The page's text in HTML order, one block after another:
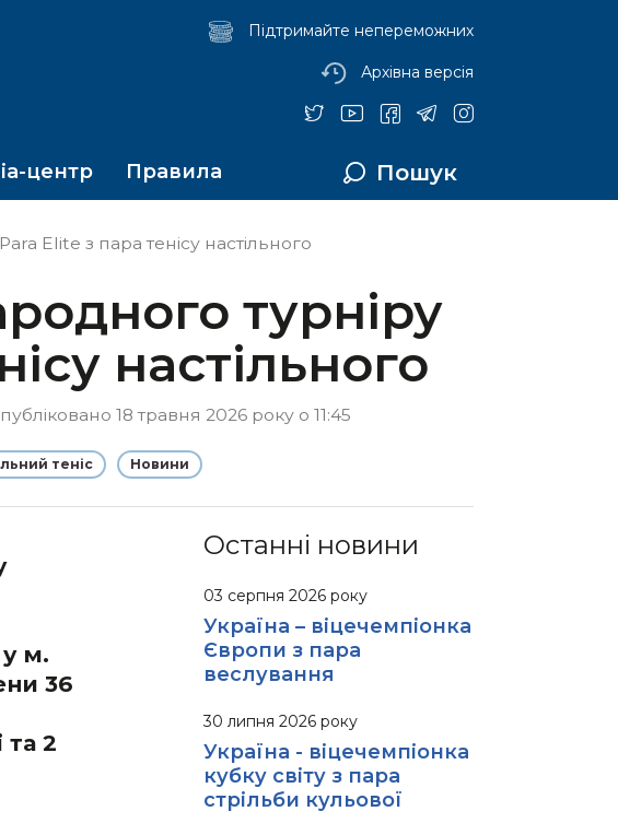
Підтримайте непереможних
Архівна версія
центр Правила Пошук
Elite з пара тенісу настільного
турніру
настільного
18 травня 2026 року о 11:45
теніс Новини
у м.
36
та 2
Останні новини
03 серпня 2026 року
Україна – віцечемпіонка
Європи з пара
веслування
30 липня 2026 року
Україна - віцечемпіонка
кубку світу з пара
стрільби кульової